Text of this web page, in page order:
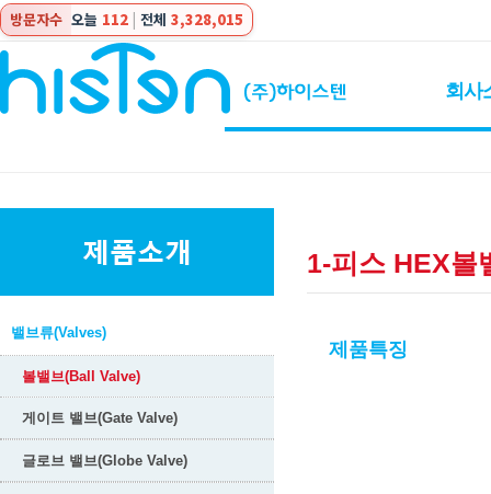
방문자수 오늘 112 | 전체 3,328,015
회사
밸브류(Valves)
볼밸브(Ball Valve)
게이트 밸브(Gate Valve)
글로브 밸브(Globe Valve)
1-피스 HEX볼
제품특징